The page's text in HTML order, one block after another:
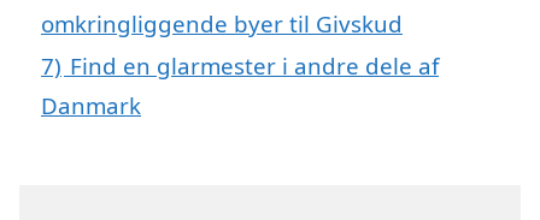
omkringliggende byer til Givskud
7) Find en glarmester i andre dele af
Danmark